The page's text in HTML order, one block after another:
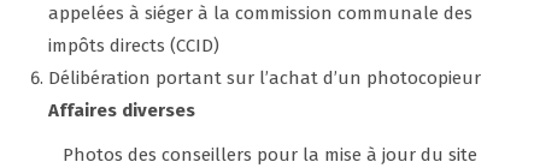
appelées à siéger à la commission communale des
impôts directs (CCID)
Délibération portant sur l’achat d’un photocopieur
Affaires diverses
Photos des conseillers pour la mise à jour du site